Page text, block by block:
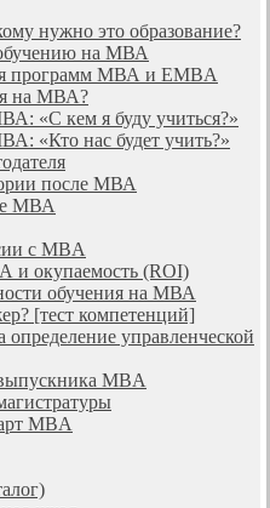
нужно это образование?
на МВА
программ МВА и EMBA
на МВА?
«С кем я буду учиться?»
«Кто нас будет учить?»
после МВА
МВА
с MBA
и окупаемость (ROI)
обучения на МВА
[тест компетенций]
управленческой
MBA
MBA